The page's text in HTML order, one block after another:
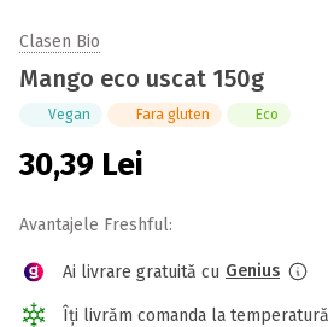
Clasen Bio
Mango eco uscat 150g
Vegan Fara gluten Eco
30,39 Lei
Avantajele Freshful:
Ai livrare gratuită cu Genius
Îți livrăm comanda la